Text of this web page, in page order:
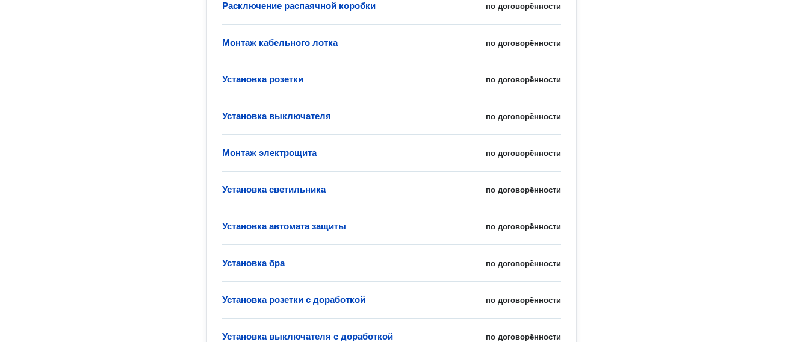
по договорённости
Расключение распаячной коробки
по договорённости
Монтаж кабельного лотка
по договорённости
Установка розетки
по договорённости
Установка выключателя
по договорённости
Монтаж электрощита
по договорённости
Установка светильника
по договорённости
Установка автомата защиты
по договорённости
Установка бра
по договорённости
Установка розетки с доработкой
по договорённости
Установка выключателя с доработкой